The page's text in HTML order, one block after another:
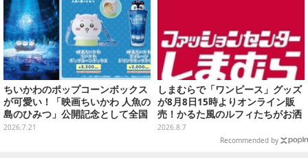
ちいかわのポップコーンボックス
が可愛い！「映画ちいかわ 人魚の
島のひみつ」公開記念として全国
劇場で販売決定、セイレーンドリ
2026.7.21
しまむらで「ワンピース」グッズ
が8月8日15時よりオンライン販
売！かるた風のルフィたちがお洒
落なバッグや、チョッパーが可愛
2026.8.7
Recommended by